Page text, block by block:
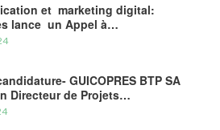
et marketing digital:
lance un Appel à…
GUICOPRES BTP SA
Directeur de Projets…